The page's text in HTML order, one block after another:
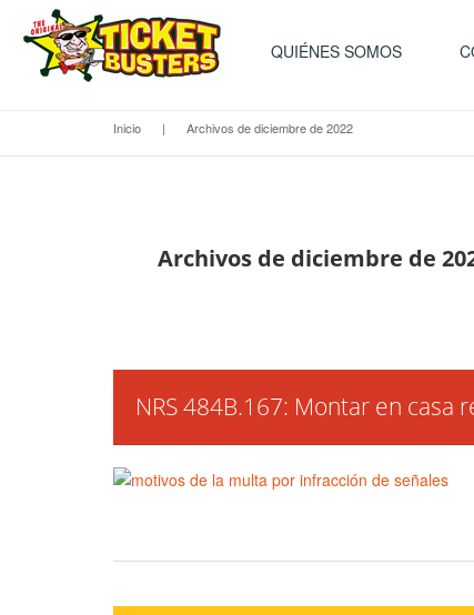
QUIÉNES SOMOS
Inicio | Archivos de diciembre de 2022
Archivos de diciembre de
NRS 484B.167: Montar en casa